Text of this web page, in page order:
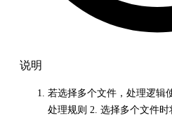
说明
若选择多个文件，处理逻辑
处理规则 2. 选择多个文件